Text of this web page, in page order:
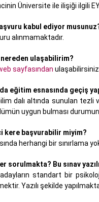
Üniversite ile ilişiği ilgili
kabul ediyor
alınmamaktadır.
ulaşabilirim?
sayfasından ulaşabilirsiniz
eğitim esnasında geçiş
dalı altında sunulan tezli
uygun bulması
kere başvurabilir miyim?
herhangi bir sınırlama
sorulmakta? Bu sınav
adayların standart bir
Yazılı şekilde